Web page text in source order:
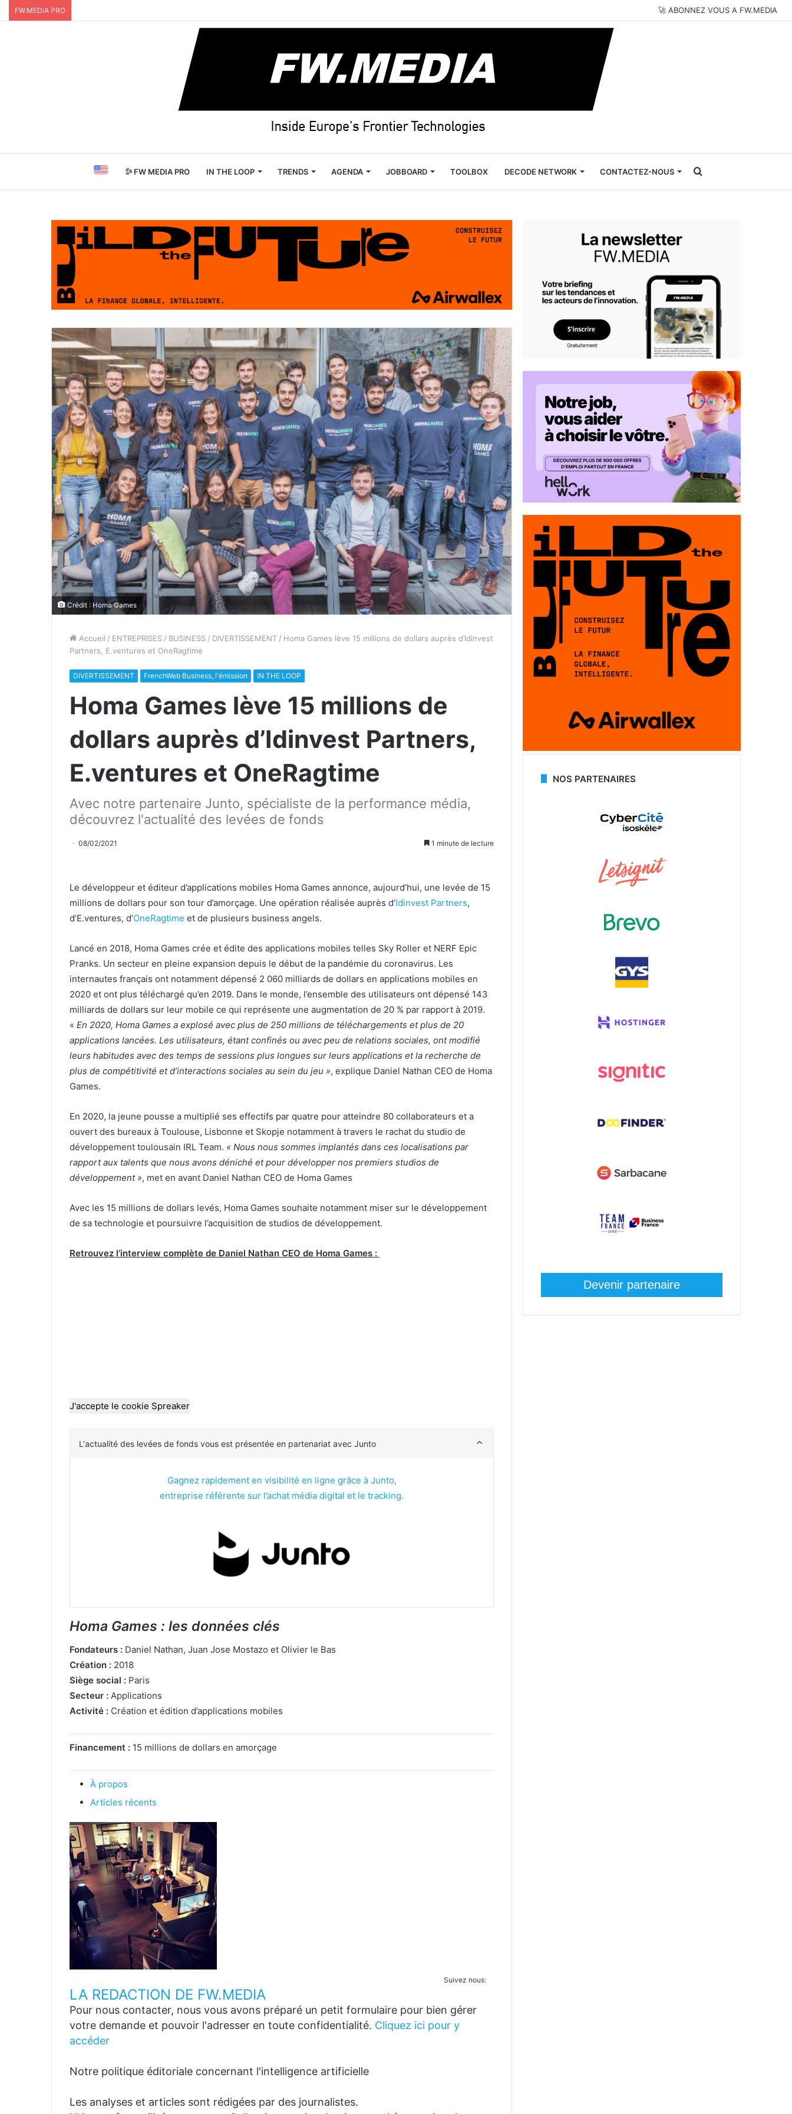
FW.MEDIA PRO 🚀 ABONNEZ VOUS A FW.MEDIA
FW MEDIA PRO IN THE LOOP TRENDS AGENDA JOBBOARD TOOLBOX DECODE NETWORK CONTACTEZ-NOUS Rechercher
Crédit : Homa Games
Accueil / ENTREPRISES / BUSINESS / DIVERTISSEMENT / Homa Games lève 15 millions de dollars auprès d’Idinvest
Partners, E.ventures et OneRagtime
DIVERTISSEMENT FrenchWeb Business, l'émission IN THE LOOP
Homa Games lève 15 millions de
dollars auprès d’Idinvest Partners,
E.ventures et OneRagtime
Avec notre partenaire Junto, spécialiste de la performance média,
découvrez l'actualité des levées de fonds
08/02/2021 1 minute de lecture
Le développeur et éditeur d’applications mobiles Homa Games annonce, aujourd’hui, une levée de 15
millions de dollars pour son tour d’amorçage. Une opération réalisée auprès d’Idinvest Partners,
d’E.ventures, d’OneRagtime et de plusieurs business angels.
Lancé en 2018, Homa Games crée et édite des applications mobiles telles Sky Roller et NERF Epic
Pranks. Un secteur en pleine expansion depuis le début de la pandémie du coronavirus. Les
internautes français ont notamment dépensé 2 060 milliards de dollars en applications mobiles en
2020 et ont plus téléchargé qu’en 2019. Dans le monde, l’ensemble des utilisateurs ont dépensé 143
milliards de dollars sur leur mobile ce qui représente une augmentation de 20 % par rapport à 2019.
« En 2020, Homa Games a explosé avec plus de 250 millions de téléchargements et plus de 20
applications lancées. Les utilisateurs, étant confinés ou avec peu de relations sociales, ont modifié
leurs habitudes avec des temps de sessions plus longues sur leurs applications et la recherche de
plus de compétitivité et d’interactions sociales au sein du jeu », explique Daniel Nathan CEO de Homa
Games.
En 2020, la jeune pousse a multiplié ses effectifs par quatre pour atteindre 80 collaborateurs et a
ouvert des bureaux à Toulouse, Lisbonne et Skopje notamment à travers le rachat du studio de
développement toulousain IRL Team. « Nous nous sommes implantés dans ces localisations par
rapport aux talents que nous avons déniché et pour développer nos premiers studios de
développement », met en avant Daniel Nathan CEO de Homa Games
Avec les 15 millions de dollars levés, Homa Games souhaite notamment miser sur le développement
de sa technologie et poursuivre l’acquisition de studios de développement.
Retrouvez l’interview complète de Daniel Nathan CEO de Homa Games :
J'accepte le cookie Spreaker
L'actualité des levées de fonds vous est présentée en partenariat avec Junto
Gagnez rapidement en visibilité en ligne grâce à Junto,
entreprise référente sur l’achat média digital et le tracking.
Homa Games : les données clés
Fondateurs : Daniel Nathan, Juan Jose Mostazo et Olivier le Bas
Création : 2018
Siège social : Paris
Secteur : Applications
Activité : Création et édition d’applications mobiles
Financement : 15 millions de dollars en amorçage
À propos
Articles récents
Suivez nous:
LA REDACTION DE FW.MEDIA
Pour nous contacter, nous vous avons préparé un petit formulaire pour bien gérer
votre demande et pouvoir l'adresser en toute confidentialité. Cliquez ici pour y
accéder
Notre politique éditoriale concernant l'intelligence artificielle
Les analyses et articles sont rédigées par des journalistes.
NOS PARTENAIRES
Devenir partenaire